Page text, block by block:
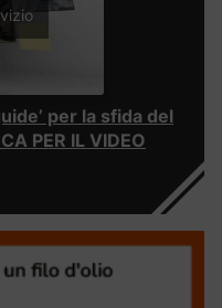
per la sfida del
PER IL VIDEO